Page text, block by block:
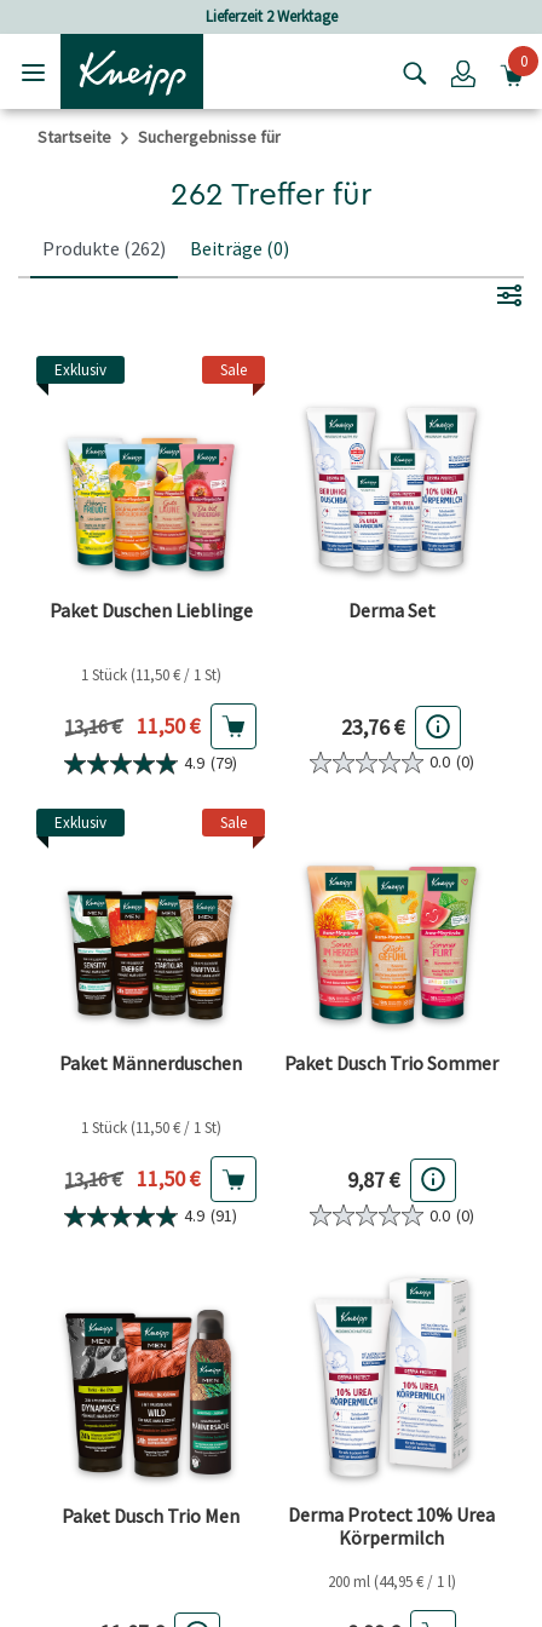
Lieferzeit 2 Werktage
Login0
Startseite Suchergebnisse für
262 Treffer für
Produkte (262) Beiträge (0)
Sale
Exklusiv
Paket Duschen Lieblinge
1 Stück (11,50 € / 1 St)
Vorheriger Preis
13,16 € Aktueller Preis
11,50 €
4.9 (79)
Derma Set
23,76 €
0.0 (0)
Sale
Exklusiv
Paket Männerduschen
1 Stück (11,50 € / 1 St)
Vorheriger Preis
13,16 € Aktueller Preis
11,50 €
4.9 (91)
Paket Dusch Trio Sommer
9,87 €
0.0 (0)
Paket Dusch Trio Men
Derma Protect 10% Urea
Körpermilch
200 ml (44,95 € / 1 l)